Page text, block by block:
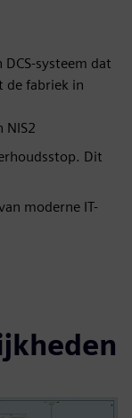
systeem dat
de fabriek in
NIS2
Dit
moderne IT-